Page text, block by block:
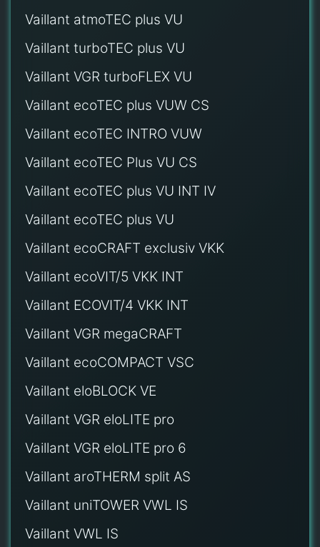
Vaillant atmoTEC plus VU
Vaillant turboTEC plus VU
Vaillant VGR turboFLEX VU
Vaillant ecoTEC plus VUW CS
Vaillant ecoTEC INTRO VUW
Vaillant ecoTEC Plus VU CS
Vaillant ecoTEC plus VU INT IV
Vaillant ecoTEC plus VU
Vaillant ecoCRAFT exclusiv VKK
Vaillant ecoVIT/5 VKK INT
Vaillant ECOVIT/4 VKK INT
Vaillant VGR megaCRAFT
Vaillant ecoCOMPACT VSC
Vaillant eloBLOCK VE
Vaillant VGR eloLITE pro
Vaillant VGR eloLITE pro 6
Vaillant aroTHERM split AS
Vaillant uniTOWER VWL IS
Vaillant VWL IS